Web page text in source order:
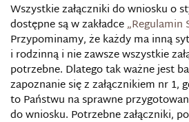
Wszystkie załączniki do wniosku o
dostępne są w zakładce„Regulamin
Przypominamy, że każdy ma inną
i rodzinną i nie zawsze wszystkie
potrzebne. Dlatego tak ważne jest
zapoznanie się z załącznikiem nr 1,
to Państwu na sprawne
do wniosku. Potrzebne załączniki,